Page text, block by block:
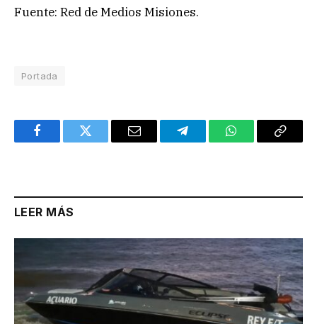
Fuente: Red de Medios Misiones.
Portada
FacebookTwitter Email TelegramWhatsAppCopy
LEER MÁS